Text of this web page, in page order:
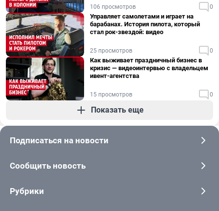
106 просмотров 0
Управляет самолетами и играет на
барабанах. История пилота, который
стал рок-звездой: видео
25 просмотров 0
Как выживает праздничный бизнес в
кризис — видеоинтервью с владельцем
ивент-агентства
15 просмотров 0
Показать еще
Подписаться на новости
Сообщить новость
Рубрики